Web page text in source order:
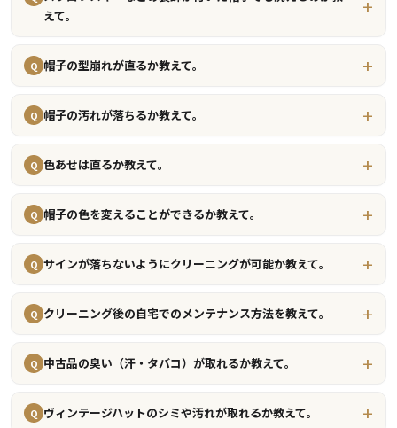
えて。
Q 帽子の型崩れが直るか教えて。
Q 帽子の汚れが落ちるか教えて。
Q 色あせは直るか教えて。
Q 帽子の色を変えることができるか教えて。
Q サインが落ちないようにクリーニングが可能か教えて。
Q クリーニング後の自宅でのメンテナンス方法を教えて。
Q 中古品の臭い（汗・タバコ）が取れるか教えて。
Q ヴィンテージハットのシミや汚れが取れるか教えて。